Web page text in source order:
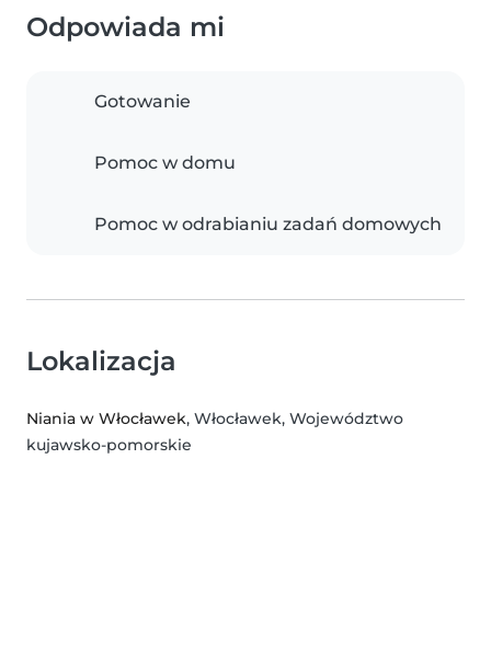
Odpowiada mi
Gotowanie
Pomoc w domu
Pomoc w odrabianiu zadań domowych
Lokalizacja
Niania w Włocławek, Włocławek, Województwo
kujawsko-pomorskie